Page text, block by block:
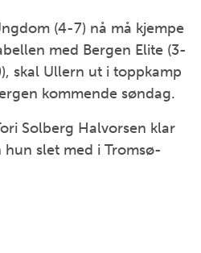
(4-7) nå må kjempe
med Bergen Elite (3-
skal Ullern ut i toppkamp
kommende søndag.
Solberg Halvorsen klar
slet med i Tromsø-